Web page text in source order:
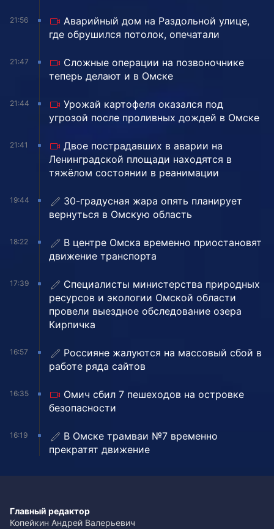
21:56
Аварийный дом на Раздольной улице,
где обрушился потолок, опечатали
21:47
Сложные операции на позвоночнике
теперь делают и в Омске
21:44
Урожай картофеля оказался под
угрозой после проливных дождей в Омске
21:41
Двое пострадавших в аварии на
Ленинградской площади находятся в
тяжёлом состоянии в реанимации
19:44
30-градусная жара опять планирует
вернуться в Омскую область
18:22
В центре Омска временно приостановят
движение транспорта
17:39
Специалисты министерства природных
ресурсов и экологии Омской области
провели выездное обследование озера
Кирпичка
16:57
Россияне жалуются на массовый сбой в
работе ряда сайтов
16:35
Омич сбил 7 пешеходов на островке
безопасности
16:19
В Омске трамваи №7 временно
прекратят движение
Главный редактор
Копейкин Андрей Валерьевич